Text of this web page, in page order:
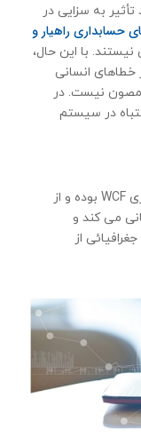
به سزایی در
حسابداری راهیار و
با این حال،
خطاهای انسانی
مصون نیست. در
در سیستم
مبتنی بر تکنولوژی WCF بوده و از
می کند و
از